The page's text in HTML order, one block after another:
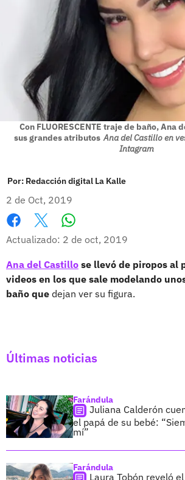
Con FLUORESCENTE traje de baño, Ana
sus grandes atributos Ana del Castillo en
Intagram
Por: Redacción digital La Kalle
2 de Oct, 2019
Facebook
X
Actualizado: 2 de oct, 2019
Ana del Castillo se llevó de piropos al
videos en los que sale modelando
baño que dejan ver su figura.
Últimas noticias
Farándula
Juliana Calderón
el papá de su bebé:
mí”
Farándula
Laura Tobón reveló